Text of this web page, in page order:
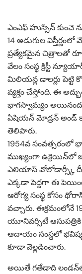
ఎంఎఫ్ హుస్సేన్
14 అడుగుల
ప్రత్యేకమైన చిత్రాలతో
వేలం సంస్థ క్రిస్టీ
మిలియన్ల డాలర్లు పెట్టి
వ్యక్తం చేస్తోంది. ఈ
భాగస్వామ్యం
ఏషియన్ మోడ్రన్ అండ్
తెలిపారు.
1954వ సంవత్సరంలో
ముఖ్యంగా ఉక్రెయిన్‌లో
ఎలియాస్ వోలోడార్స్కీ
ఎక్కడా పెద్దగా ఈ
ఆరోగ్య సంస్థ కోసం
వచ్చారు. ఈక్రమంలోనే
యూనివర్సిటీ
ఆదాయం సంస్థలో
కూడా వెల్లడించారు.
అయితే గతేడాది